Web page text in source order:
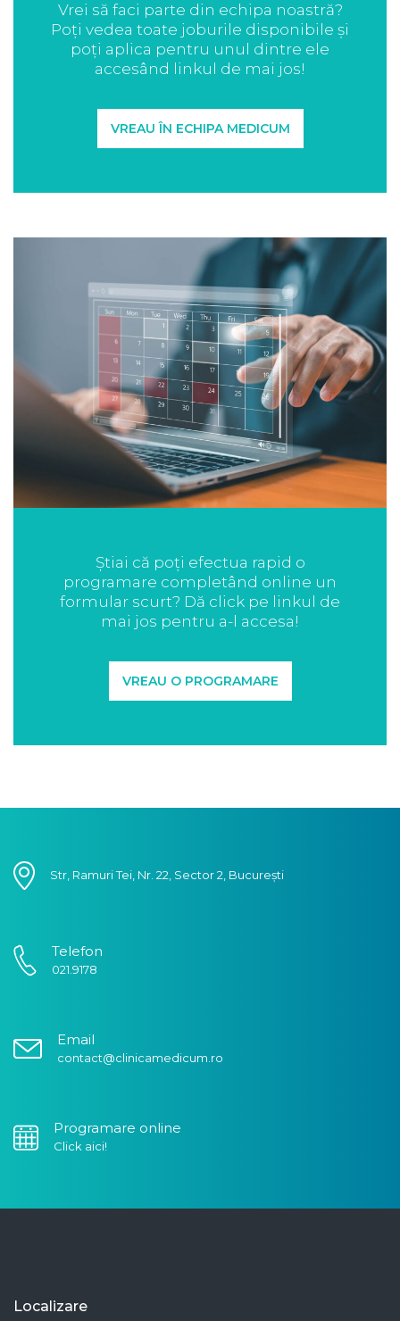
Vrei să faci parte din echipa noastră?
Poți vedea toate joburile disponibile și
poți aplica pentru unul dintre ele
accesând linkul de mai jos!
VREAU ÎN ECHIPA MEDICUM
Știai că poți efectua rapid o
programare completând online un
formular scurt? Dă click pe linkul de
mai jos pentru a-l accesa!
VREAU O PROGRAMARE
Str, Ramuri Tei, Nr. 22, Sector 2, București
Telefon
021.9178
Email
contact@clinicamedicum.ro
Programare online
Click aici!
Localizare